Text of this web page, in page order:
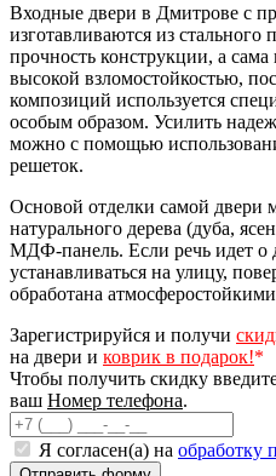
Входные двери в Дмитрове с
изготавливаются из
прочность конструкции, а сама
высокой взломостойкостью,
композиций используется
особым образом. Усилить
можно с помощью
решеток.
Основой отделки самой двери
натурального дерева (дуба,
МДФ-панель. Если речь идет о
устанавливаться на улицу,
обработана
Зарегистрируйся и получи
на двери и коврик в подарок!*
Чтобы получить скидку
ваш Номер телефона.
Я согласен(а) на обработку